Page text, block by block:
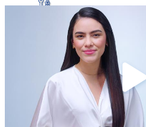
Mantenimiento
Software
Diseño
Negocios
Salud
Programación
Marketing